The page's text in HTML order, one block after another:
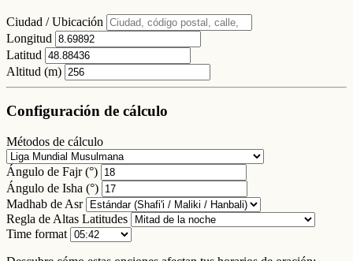
Ciudad / Ubicación
Longitud
Latitud
Altitud (m)
Configuración de cálculo
Métodos de cálculo
Ángulo de Fajr (°)
Ángulo de Isha (°)
Madhab de Asr
Regla de Altas Latitudes
Time format